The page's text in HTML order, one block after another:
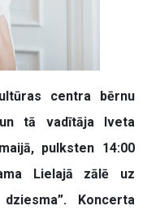
centra bērnu
tā vadītāja Iveta
pulksten 14:00
Lielajā zālē uz
Koncerta